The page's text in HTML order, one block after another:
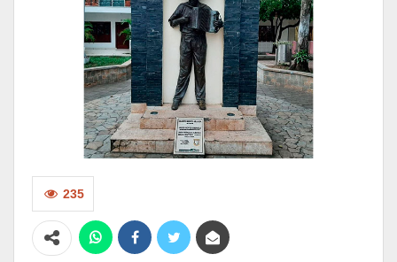
235